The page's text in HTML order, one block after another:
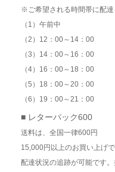
※ご希望される時間帯に配達
（1）午前中
（2）12：00～14：00
（3）14：00～16：00
（4）16：00～18：00
（5）18：00～20：00
（6）19：00～21：00
■ レターパック600
送料は、全国一律600円
15,000円以上のお買い上げ
配達状況の追跡が可能です